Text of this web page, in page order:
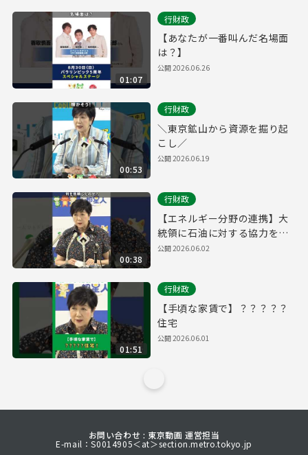
01:07
行財政
【あなたが一番叫んだ名場面
は？】
公開2026.06.26
00:53
行財政
＼東京鉱山から資源を掘り起
こし／
公開2026.06.19
00:38
行財政
【エネルギー分野の連携】大
統領に石油に対する協力を依
頼
公開2026.06.02
01:51
行財政
【手頃な家賃で】？？？？？
住宅
公開2026.06.01
お問い合わせ : 東京動画 運営担当
E-mail：S0014905＜at＞section.metro.tokyo.jp